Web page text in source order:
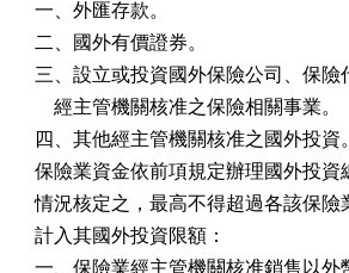
一、外匯存款。
二、國外有價證券。
三、設立或投資國外保險公司、保
    經主管機關核准之保險相關事業。
四、其他經主管機關核准之國外投資。
保險業資金依前項規定辦理國外投
情況核定之，最高不得超過各該保
計入其國外投資限額：
一、保險業經主管機關核准銷售以